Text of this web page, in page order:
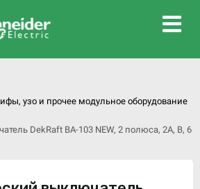
узо и прочее модульное оборудование
DekRaft ВА-103 NEW, 2 полюса, 2А, В, 6